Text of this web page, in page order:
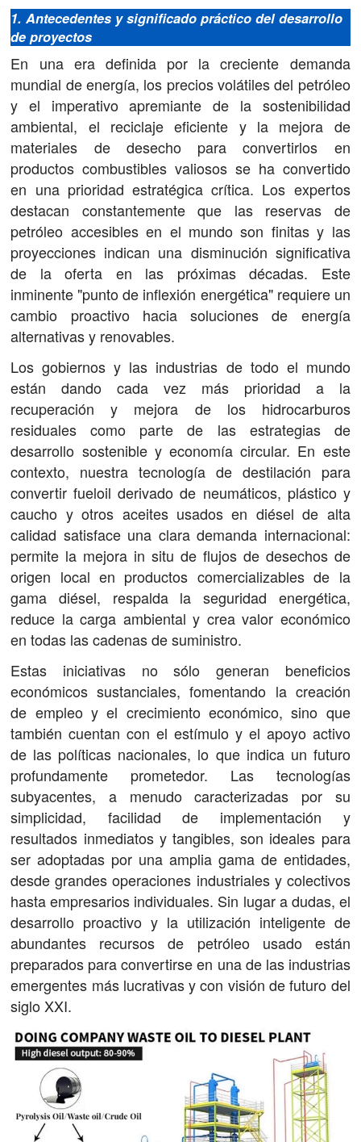
1. Antecedentes y significado práctico del desarrollo
de proyectos
En una era definida por la creciente demanda
mundial de energía, los precios volátiles del petróleo
y el imperativo apremiante de la sostenibilidad
ambiental, el reciclaje eficiente y la mejora de
materiales de desecho para convertirlos en
productos combustibles valiosos se ha convertido
en una prioridad estratégica crítica. Los expertos
destacan constantemente que las reservas de
petróleo accesibles en el mundo son finitas y las
proyecciones indican una disminución significativa
de la oferta en las próximas décadas. Este
inminente "punto de inflexión energética" requiere un
cambio proactivo hacia soluciones de energía
alternativas y renovables.
Los gobiernos y las industrias de todo el mundo
están dando cada vez más prioridad a la
recuperación y mejora de los hidrocarburos
residuales como parte de las estrategias de
desarrollo sostenible y economía circular. En este
contexto, nuestra tecnología de destilación para
convertir fueloil derivado de neumáticos, plástico y
caucho y otros aceites usados ​​en diésel de alta
calidad satisface una clara demanda internacional:
permite la mejora in situ de flujos de desechos de
origen local en productos comercializables de la
gama diésel, respalda la seguridad energética,
reduce la carga ambiental y crea valor económico
en todas las cadenas de suministro.
Estas iniciativas no sólo generan beneficios
económicos sustanciales, fomentando la creación
de empleo y el crecimiento económico, sino que
también cuentan con el estímulo y el apoyo activo
de las políticas nacionales, lo que indica un futuro
profundamente prometedor. Las tecnologías
subyacentes, a menudo caracterizadas por su
simplicidad, facilidad de implementación y
resultados inmediatos y tangibles, son ideales para
ser adoptadas por una amplia gama de entidades,
desde grandes operaciones industriales y colectivos
hasta empresarios individuales. Sin lugar a dudas, el
desarrollo proactivo y la utilización inteligente de
abundantes recursos de petróleo usado están
preparados para convertirse en una de las industrias
emergentes más lucrativas y con visión de futuro del
siglo XXI.